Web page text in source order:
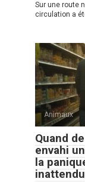
Sur une route
circulation a
Animaux
Quand
envahi
la
inattendu